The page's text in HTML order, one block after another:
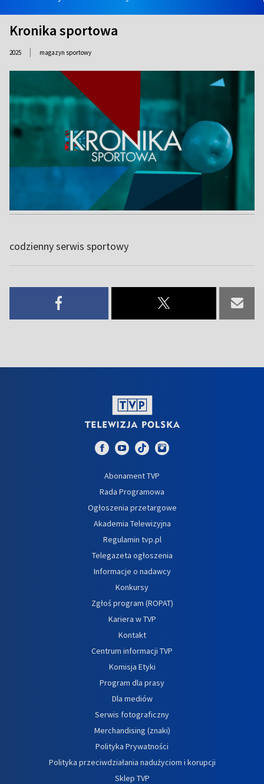
Kronika sportowa
2025 | magazyn sportowy
codzienny serwis sportowy
Abonament TVP
Rada Programowa
Ogłoszenia przetargowe
Akademia Telewizyjna
Regulamin tvp.pl
Telegazeta ogłoszenia
Informacje o nadawcy
Konkursy
Zgłoś program (ROPAT)
Kariera w TVP
Kontakt
Centrum informacji TVP
Komisja Etyki
Program dla prasy
Dla mediów
Serwis fotograficzny
Merchandising (znaki)
Polityka Prywatności
Polityka przeciwdziałania nadużyciom i korupcji
Sklep TVP